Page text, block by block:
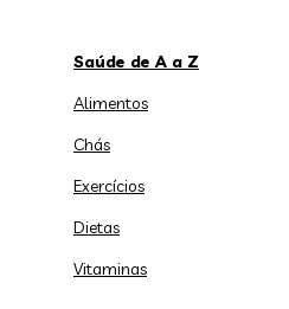
Saúde de A a Z
Alimentos
Chás
Exercícios
Dietas
Vitaminas